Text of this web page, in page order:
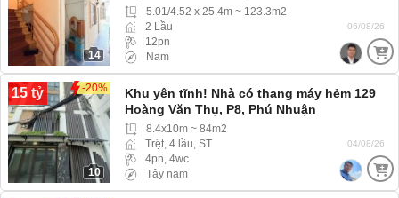
14
5.01/4.52 x 25.4m ~ 123.3m2
2 Lầu
12pn
Nam
06/08/26
15 tỷ -20%
10
Khu yên tĩnh! Nhà có thang máy hẻm 129
Hoàng Văn Thụ, P8, Phú Nhuận
8.4x10m ~ 84m2
Trệt, 4 lầu, ST
4pn, 4wc
Tây nam
04/08/26